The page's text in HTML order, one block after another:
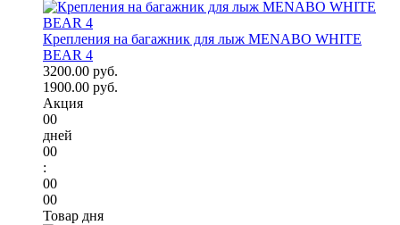
Крепления на багажник для лыж MENABO WHITE
BEAR 4
3200.00 руб.
1900.00 руб.
Акция
00
дней
00
:
00
00
Товар дня